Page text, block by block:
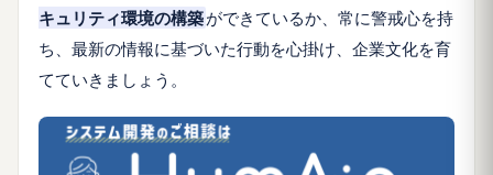
キュリティ環境の構築ができているか、常に警戒心を持
ち、最新の情報に基づいた行動を心掛け、企業文化を育
てていきましょう。